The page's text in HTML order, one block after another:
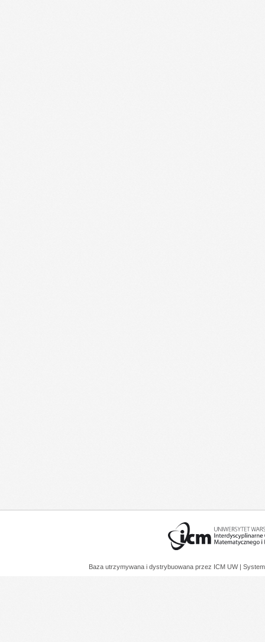
Baza utrzymywana i dystrybuowana przez ICM UW |